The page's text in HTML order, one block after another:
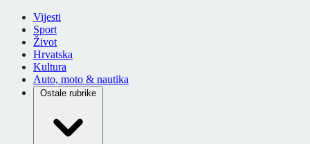
Vijesti
Sport
Život
Hrvatska
Kultura
Auto, moto & nautika
Ostale rubrike